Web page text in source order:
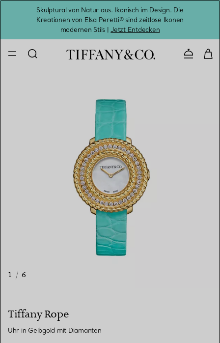
Skulptural von Natur aus. Ikonisch im Design. Die
Kreationen von Elsa Peretti® sind zeitlose Ikonen
modernen Stils |Jetzt Entdecken
1 / 6
Tiffany Rope
Uhr in Gelbgold mit Diamanten